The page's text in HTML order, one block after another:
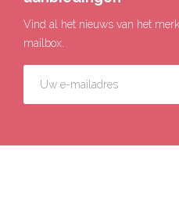
Vind al het nieuws van het
mailbox.